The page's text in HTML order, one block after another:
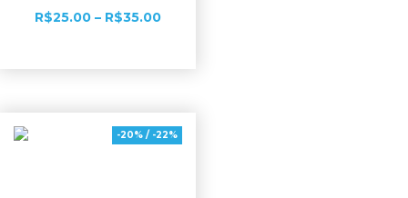
R$25.00 – R$35.00
-20% / -22%